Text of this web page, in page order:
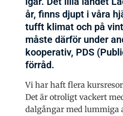
år, finns djupt i våra
tufft klimat och på
måste därför under
kooperativ, PDS
förråd.
Vi har haft flera
Det är otroligt vackert
dalgångar med lummiga